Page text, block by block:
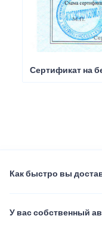
Сертификат на
Как быстро вы
У вас собственный